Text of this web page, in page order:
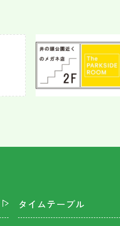
タイムテーブル